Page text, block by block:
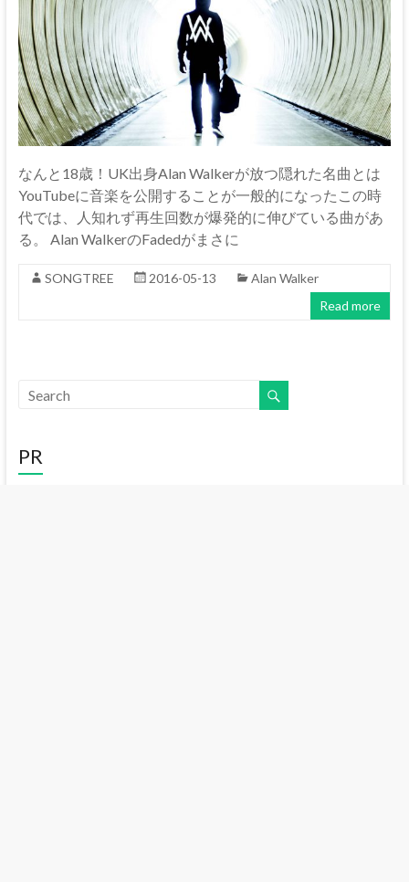
なんと18歳！UK出身Alan Walkerが放つ隠れた名曲とは
YouTubeに音楽を公開することが一般的になったこの時
代では、人知れず再生回数が爆発的に伸びている曲があ
る。 Alan WalkerのFadedがまさに
SONGTREE 2016-05-13
Alan Walker
Read more
PR